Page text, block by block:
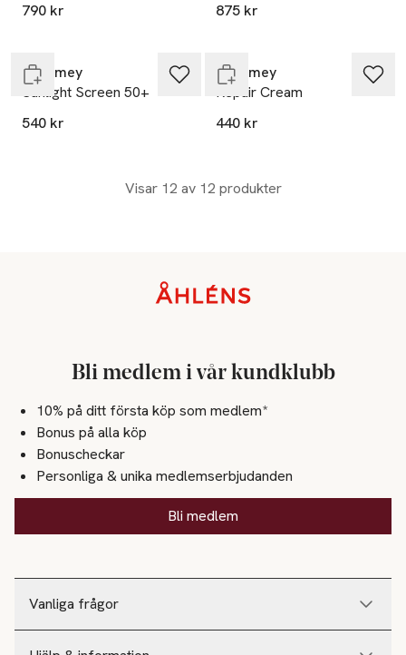
790 kr
875 kr
Eneomey
Sunlight Screen 50+
540 kr
Eneomey
Repair Cream
440 kr
Visar 12 av 12 produkter
Vanliga frågor
Bli medlem i vår kundklubb
10% på ditt första köp som medlem*
Bonus på alla köp
Bonuscheckar
Personliga & unika medlemserbjudanden
Bli medlem